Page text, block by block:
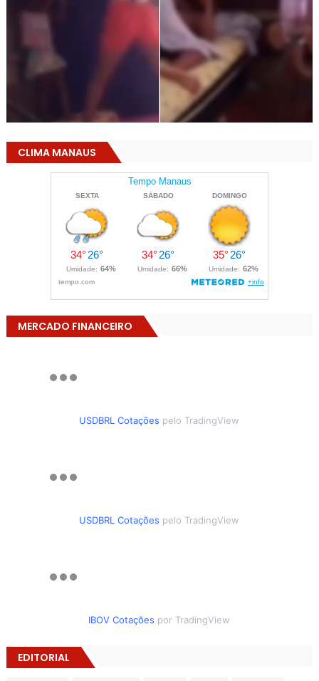
CLIMA MANAUS
MERCADO FINANCEIRO
USDBRL Cotações pelo TradingView
USDBRL Cotações pelo TradingView
IBOV Cotações por TradingView
EDITORIAL